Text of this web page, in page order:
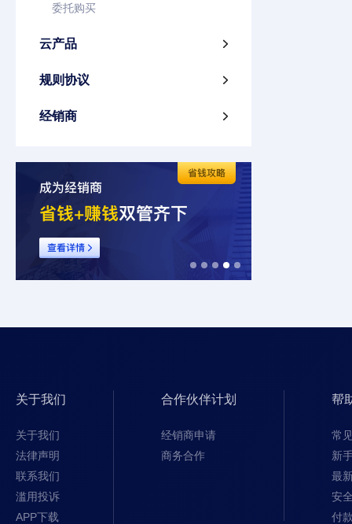
委托购买
云产品 
规则协议 
经销商 
关于我们
关于我们
法律声明
联系我们
滥用投诉
APP下载
合作伙伴计划
经销商申请
商务合作
帮
常
新
最
安
付